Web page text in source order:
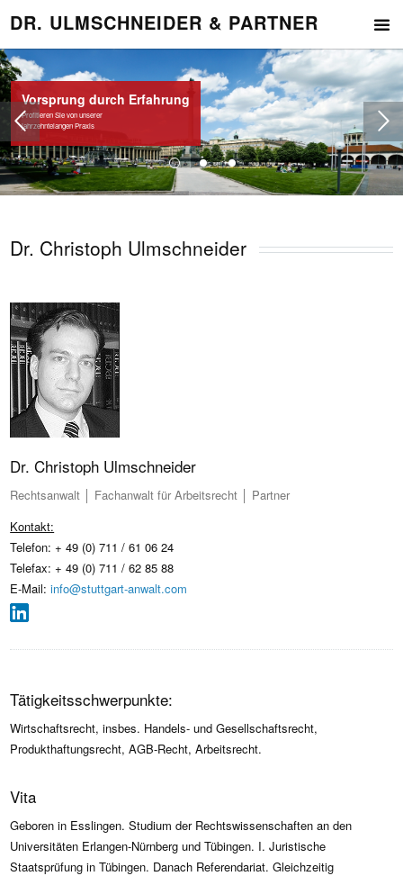
DR. ULMSCHNEIDER & PARTNER
Vorsprung durch Erfahrung
Profitieren Sie von unserer
jahrzehntelangen Praxis
Dr. Christoph Ulmschneider
Dr. Christoph Ulmschneider
Rechtsanwalt │ Fachanwalt für Arbeitsrecht │ Partner
Kontakt:
Telefon: + 49 (0) 711 / 61 06 24
Telefax: + 49 (0) 711 / 62 85 88
E-Mail:info@stuttgart-anwalt.com
Tätigkeitsschwerpunkte:
Wirtschaftsrecht, insbes. Handels- und Gesellschaftsrecht,
Produkthaftungsrecht, AGB-Recht, Arbeitsrecht.
Vita
Geboren in Esslingen. Studium der Rechtswissenschaften an den
Universitäten Erlangen-Nürnberg und Tübingen. I. Juristische
Staatsprüfung in Tübingen. Danach Referendariat. Gleichzeitig